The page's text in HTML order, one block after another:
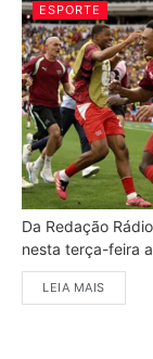
ESPORTE
Da Redação
nesta terça-feira
LEIA MAIS